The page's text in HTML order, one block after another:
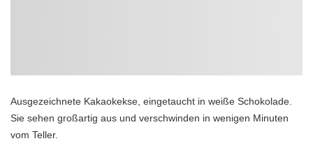
Ausgezeichnete Kakaokekse, eingetaucht in weiße Schokolade.
Sie sehen großartig aus und verschwinden in wenigen Minuten
vom Teller.